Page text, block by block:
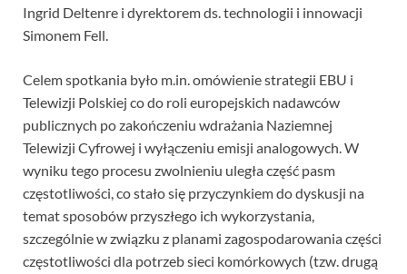
Ingrid Deltenre i dyrektorem ds. technologii i innowacji
Simonem Fell.
Celem spotkania było m.in. omówienie strategii EBU i
Telewizji Polskiej co do roli europejskich nadawców
publicznych po zakończeniu wdrażania Naziemnej
Telewizji Cyfrowej i wyłączeniu emisji analogowych. W
wyniku tego procesu zwolnieniu uległa część pasm
częstotliwości, co stało się przyczynkiem do dyskusji na
temat sposobów przyszłego ich wykorzystania,
szczególnie w związku z planami zagospodarowania części
częstotliwości dla potrzeb sieci komórkowych (tzw. drugą